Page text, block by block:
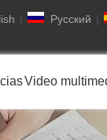
| Pусский |
Video